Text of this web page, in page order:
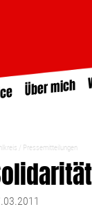
Über mich
Pressemitteilungen